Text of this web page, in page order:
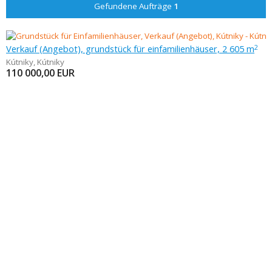
Gefundene Aufträge 1
Verkauf (Angebot), grundstück für einfamilienhäuser, 2 605 m2
Kútniky, Kútniky
110 000,00 EUR